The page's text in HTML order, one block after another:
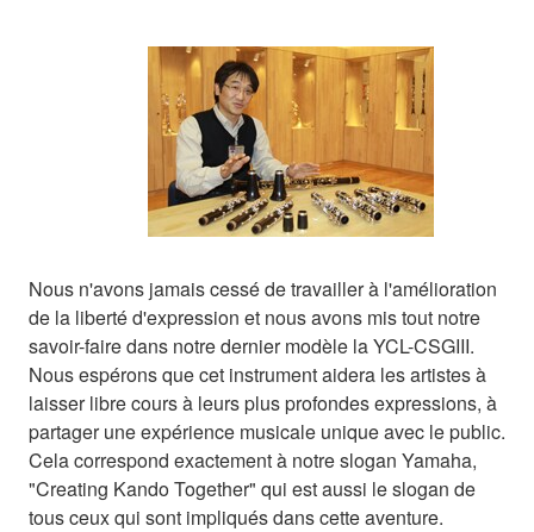
Nous n'avons jamais cessé de travailler à l'amélioration
de la liberté d'expression et nous avons mis tout notre
savoir-faire dans notre dernier modèle la YCL-CSGIII.
Nous espérons que cet instrument aidera les artistes à
laisser libre cours à leurs plus profondes expressions, à
partager une expérience musicale unique avec le public.
Cela correspond exactement à notre slogan Yamaha,
"Creating Kando Together" qui est aussi le slogan de
tous ceux qui sont impliqués dans cette aventure.